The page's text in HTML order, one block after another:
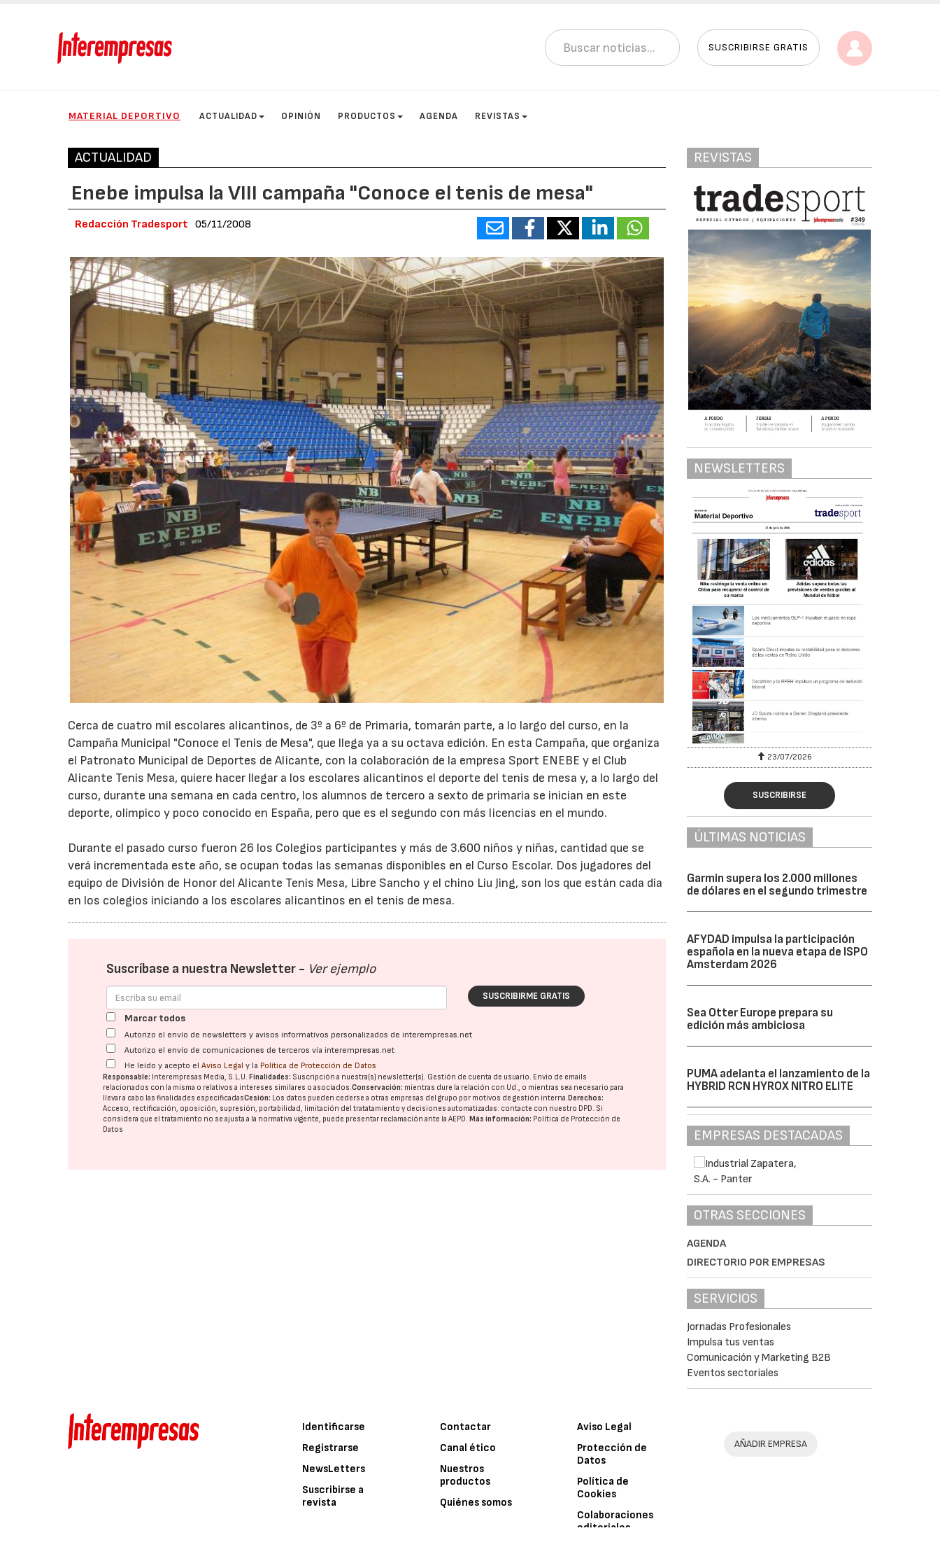
SUSCRIBIRSE GRATIS
MATERIAL DEPORTIVO ACTUALIDAD OPINIÓN PRODUCTOS AGENDA REVISTAS
ACTUALIDAD
Enebe impulsa la VIII campaña "Conoce el tenis de mesa"
Redacción Tradesport 05/11/2008
Cerca de cuatro mil escolares alicantinos, de 3º a 6º de Primaria, tomarán parte, a lo largo del curso, en la
Campaña Municipal "Conoce el Tenis de Mesa", que llega ya a su octava edición. En esta Campaña, que organiza
el Patronato Municipal de Deportes de Alicante, con la colaboración de la empresa Sport ENEBE y el Club
Alicante Tenis Mesa, quiere hacer llegar a los escolares alicantinos el deporte del tenis de mesa y, a lo largo del
curso, durante una semana en cada centro, los alumnos de tercero a sexto de primaria se inician en este
deporte, olímpico y poco conocido en España, pero que es el segundo con más licencias en el mundo.
Durante el pasado curso fueron 26 los Colegios participantes y más de 3.600 niños y niñas, cantidad que se
verá incrementada este año, se ocupan todas las semanas disponibles en el Curso Escolar. Dos jugadores del
equipo de División de Honor del Alicante Tenis Mesa, Libre Sancho y el chino Liu Jing, son los que están cada día
en los colegios iniciando a los escolares alicantinos en el tenis de mesa.
Suscríbase a nuestra Newsletter - Ver ejemplo
SUSCRIBIRME GRATIS
Marcar todos
Autorizo el envío de newsletters y avisos informativos personalizados de interempresas.net
Autorizo el envío de comunicaciones de terceros vía interempresas.net
He leído y acepto elAviso Legal y la Política de Protección de Datos
Responsable: Interempresas Media, S.L.U.Finalidades: Suscripción a nuestra(s) newsletter(s). Gestión de cuenta de usuario. Envío de emails
relacionados con la misma o relativos a intereses similares o asociados.Conservación: mientras dure la relación con Ud., o mientras sea necesario para
llevar a cabo las finalidades especificadasCesión: Los datos pueden cederse a otras empresas del grupo por motivos de gestión interna.Derechos:
Acceso, rectificación, oposición, supresión, portabilidad, limitación del tratatamiento y decisiones automatizadas: contacte con nuestro DPD. Si
considera que el tratamiento no se ajusta a la normativa vigente, puede presentar reclamación ante laAEPD.Más información: Política de Protección de
Datos
REVISTAS
NEWSLETTERS
23/07/2026 30/07/2026 23/07/2026
SUSCRIBIRSE
ÚLTIMAS NOTICIAS
Garmin supera los 2.000 millones
de dólares en el segundo trimestre
AFYDAD impulsa la participación
española en la nueva etapa de ISPO
Amsterdam 2026
Sea Otter Europe prepara su
edición más ambiciosa
PUMA adelanta el lanzamiento de la
HYBRID RCN HYROX NITRO ELITE
EMPRESAS DESTACADAS
OTRAS SECCIONES
AGENDA
DIRECTORIO POR EMPRESAS
SERVICIOS
Jornadas Profesionales
Impulsa tus ventas
Comunicación y Marketing B2B
Eventos sectoriales
Identificarse
Registrarse
NewsLetters
Suscribirse a
revista
Contactar
Canal ético
Nuestros
productos
Quiénes somos
Aviso Legal
Protección de
Datos
Política de
Cookies
Colaboraciones
editoriales
AÑADIR EMPRESA